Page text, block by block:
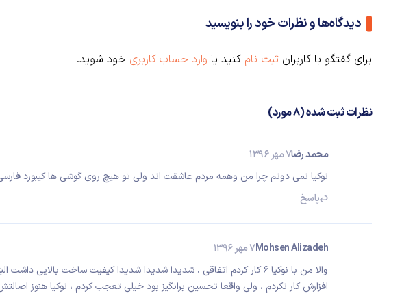
دیدگاه‌ها و نظرات خود را بنویسید
برای گفتگو با کاربران ثبت نام کنید یا وارد حساب کاربری خود شوید.
نظرات ثبت شده (8 مورد)
محمد رضا7 مهر 1396
نوکیا نمی دونم چرا من وهمه مردم عاشقت اند ولی تو هیچ روی گوشی ها کیبورد
پاسخ
Mohsen Alizadeh7 مهر 1396
والا من با نوکیا 6 کار کردم اتفاقی ، شدیدا شدیدا شدیدا کیفیت ساخت بالایی
افزارش کار نکردم ، ولی واقعا تحسین برانگیز بود خیلی تعجب کردم ، نوکیا هنوز